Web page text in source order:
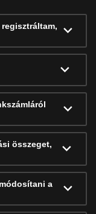
összeget,
a